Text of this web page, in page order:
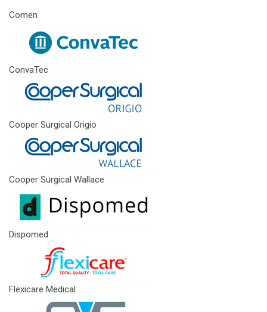
Comen
ConvaTec
Cooper Surgical Origio
Cooper Surgical Wallace
Dispomed
Flexicare Medical